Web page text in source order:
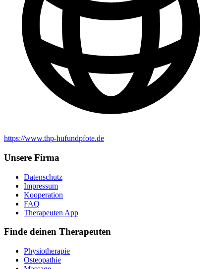
https://www.thp-hufundpfote.de
Unsere Firma
Datenschutz
Impressum
Kooperation
FAQ
Therapeuten App
Finde deinen Therapeuten
Physiotherapie
Osteopathie